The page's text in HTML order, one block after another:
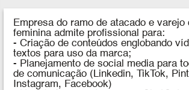
Empresa do ramo de atacado e varejo
feminina admite profissional para:
- Criação de conteúdos englobando
textos para uso da marca;
- Planejamento de social media para
de comunicação (Linkedin, TikTok,
Instagram, Facebook)